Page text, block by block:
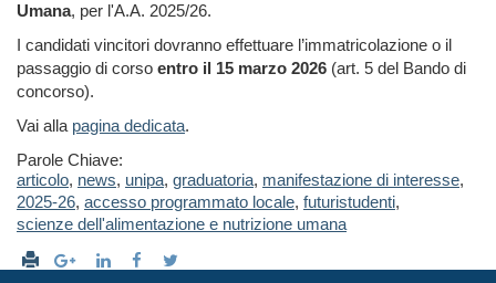
Umana, per l'A.A. 2025/26.
I candidati vincitori dovranno effettuare l’immatricolazione o il
passaggio di corso entro il 15 marzo 2026 (art. 5 del Bando di
concorso).
Vai alla pagina dedicata.
Parole Chiave:
articolo, news, unipa, graduatoria, manifestazione di interesse,
2025-26, accesso programmato locale, futuristudenti,
scienze dell'alimentazione e nutrizione umana